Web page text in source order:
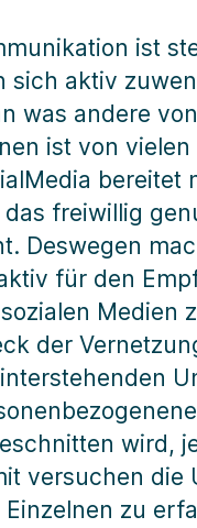
ist
sich aktiv
was andere
ist von
bereitet
das freiwillig
Deswegen
für den
Medien
der
wird,
versuchen die
Einzelnen zu